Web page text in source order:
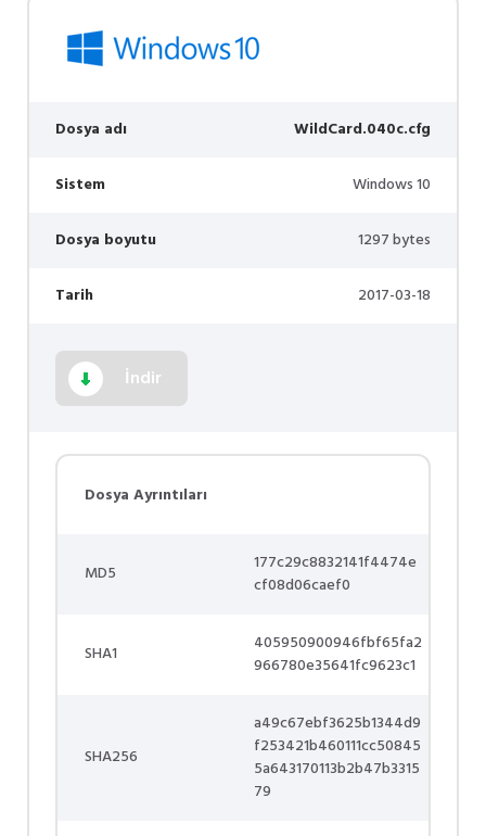
Dosya adı WildCard.040c.cfg
Sistem Windows 10
Dosya boyutu 1297 bytes
Tarih 2017-03-18
İndir
Dosya Ayrıntıları
MD5
177c29c8832141f4474e
cf08d06caef0
SHA1
405950900946fbf65fa2
966780e35641fc9623c1
SHA256
a49c67ebf3625b1344d9
f253421b460111cc50845
5a643170113b2b47b3315
79